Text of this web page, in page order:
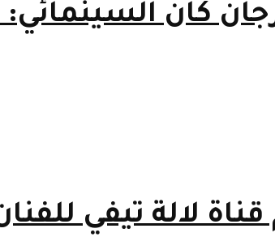
كان السينمائي:
قناة لالة تيفي